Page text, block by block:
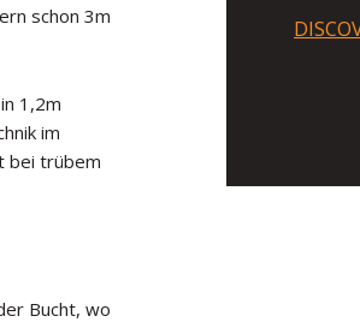
schon 3m
1,2m
im
bei trübem
Bucht, wo